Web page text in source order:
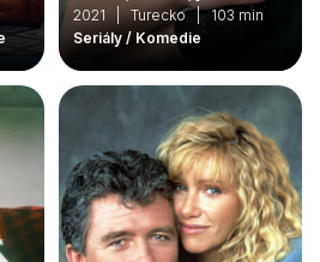
2021 | Turecko | 103 min
Seriály / Komedie